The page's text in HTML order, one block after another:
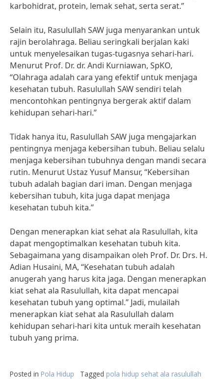
karbohidrat, protein, lemak sehat, serta serat.”
Selain itu, Rasulullah SAW juga menyarankan untuk
rajin berolahraga. Beliau seringkali berjalan kaki
untuk menyelesaikan tugas-tugasnya sehari-hari.
Menurut Prof. Dr. dr. Andi Kurniawan, SpKO,
“Olahraga adalah cara yang efektif untuk menjaga
kesehatan tubuh. Rasulullah SAW sendiri telah
mencontohkan pentingnya bergerak aktif dalam
kehidupan sehari-hari.”
Tidak hanya itu, Rasulullah SAW juga mengajarkan
pentingnya menjaga kebersihan tubuh. Beliau selalu
menjaga kebersihan tubuhnya dengan mandi secara
rutin. Menurut Ustaz Yusuf Mansur, “Kebersihan
tubuh adalah bagian dari iman. Dengan menjaga
kebersihan tubuh, kita juga dapat menjaga
kesehatan tubuh kita.”
Dengan menerapkan kiat sehat ala Rasulullah, kita
dapat mengoptimalkan kesehatan tubuh kita.
Sebagaimana yang disampaikan oleh Prof. Dr. Drs. H.
Adian Husaini, MA, “Kesehatan tubuh adalah
anugerah yang harus kita jaga. Dengan menerapkan
kiat sehat ala Rasulullah, kita dapat mencapai
kesehatan tubuh yang optimal.” Jadi, mulailah
menerapkan kiat sehat ala Rasulullah dalam
kehidupan sehari-hari kita untuk meraih kesehatan
tubuh yang prima.
Posted in Pola Hidup Tagged pola hidup sehat ala rasulullah